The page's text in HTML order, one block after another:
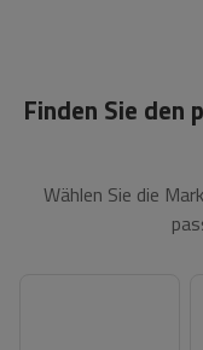
Finden Sie den
Wählen Sie die